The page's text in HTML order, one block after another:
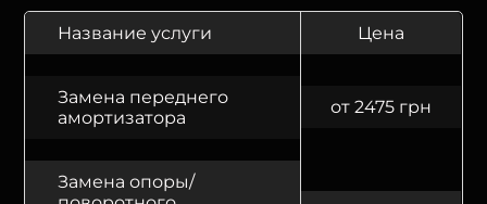
Название услуги Цена
Замена переднего
амортизатора
от 2475 грн
Замена опоры/